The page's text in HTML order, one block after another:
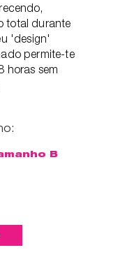
total durante
'design'
permite-te
horas sem
B